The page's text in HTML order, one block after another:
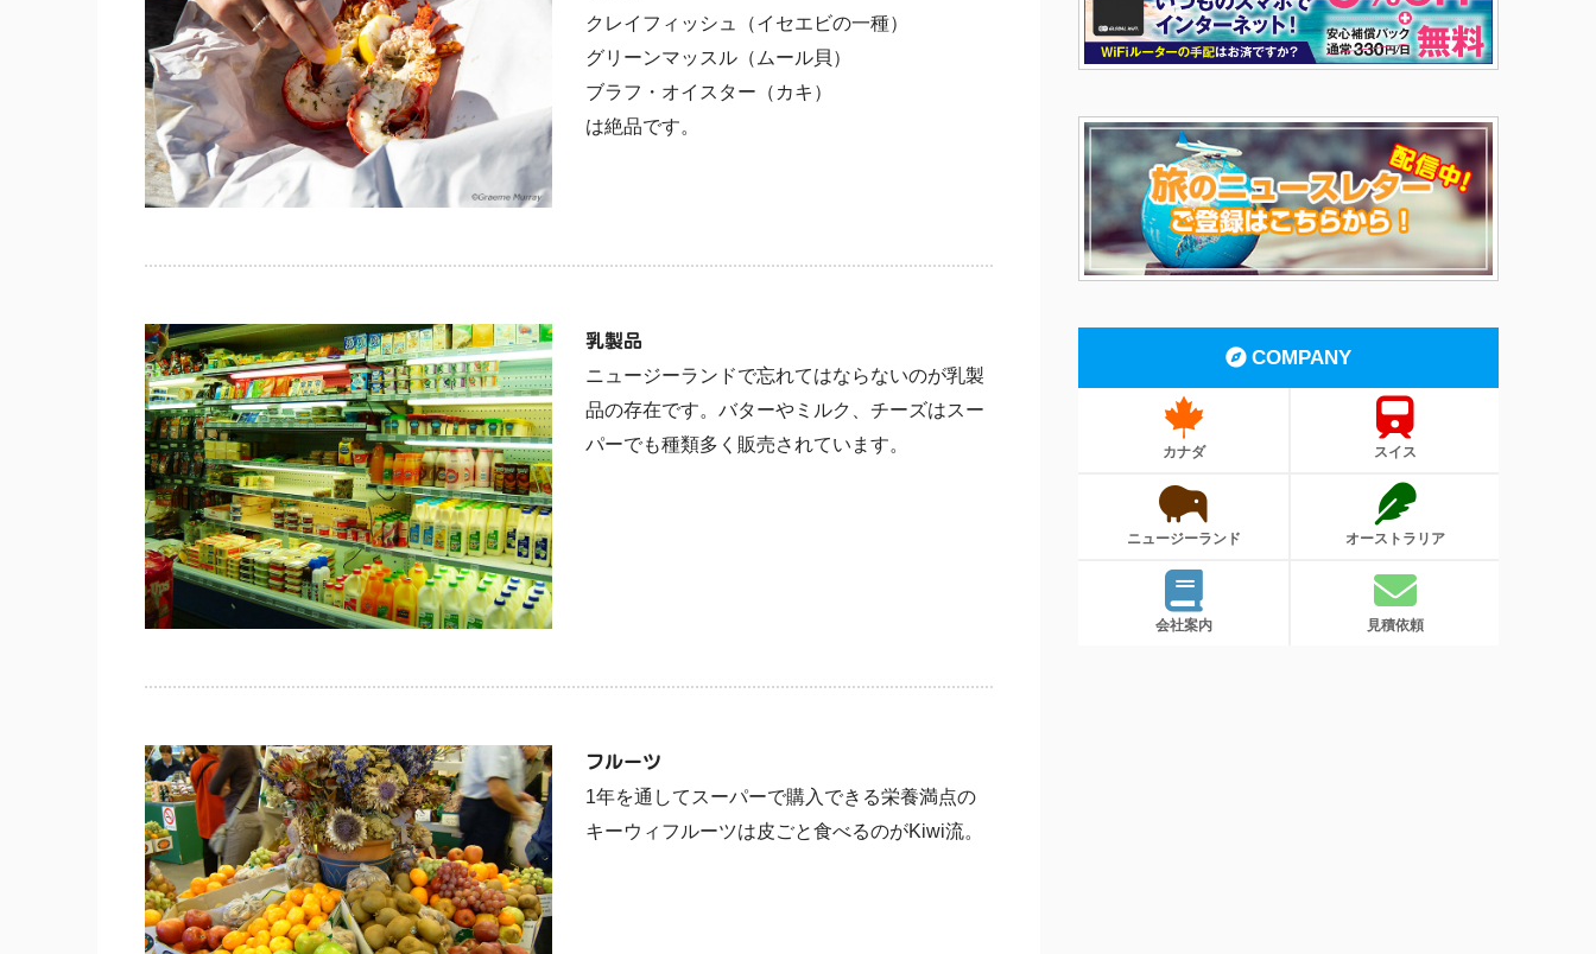
クレイフィッシュ（イセエビの一種）
グリーンマッスル（ムール貝）
ブラフ・オイスター（カキ）
は絶品です。
乳製品
ニュージーランドで忘れてはならないのが乳製
品の存在です。バターやミルク、チーズはスー
パーでも種類多く販売されています。
フルーツ
1年を通してスーパーで購入できる栄養満点の
キーウィフルーツは皮ごと食べるのがKiwi流。
COMPANY
カナダ スイス
ニュージーランド オーストラリア
会社案内 見積依頼